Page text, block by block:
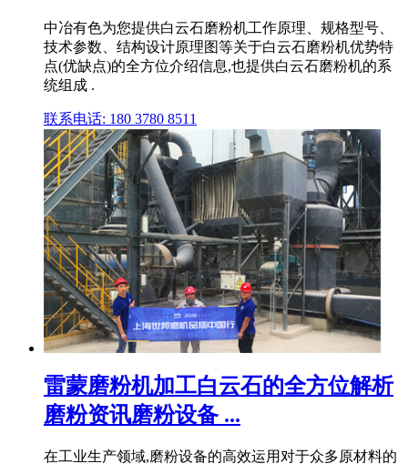
中冶有色为您提供白云石磨粉机工作原理、规格型号、
技术参数、结构设计原理图等关于白云石磨粉机优势特
点(优缺点)的全方位介绍信息,也提供白云石磨粉机的系
统组成 .
联系电话: 180 3780 8511
雷蒙磨粉机加工白云石的全方位解析
磨粉资讯磨粉设备 ...
在工业生产领域,磨粉设备的高效运用对于众多原材料的